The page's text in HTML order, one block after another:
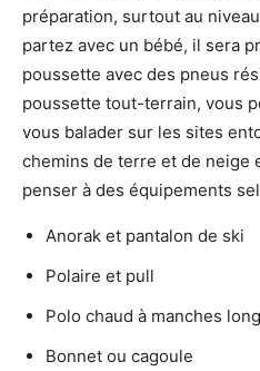
préparation, surtout au
partez avec un bébé, il sera
poussette avec des pneus
poussette tout-terrain, vous
vous balader sur les sites
chemins de terre et de neige
penser à des équipements
Anorak et pantalon de ski
Polaire et pull
Polo chaud à manches
Bonnet ou cagoule